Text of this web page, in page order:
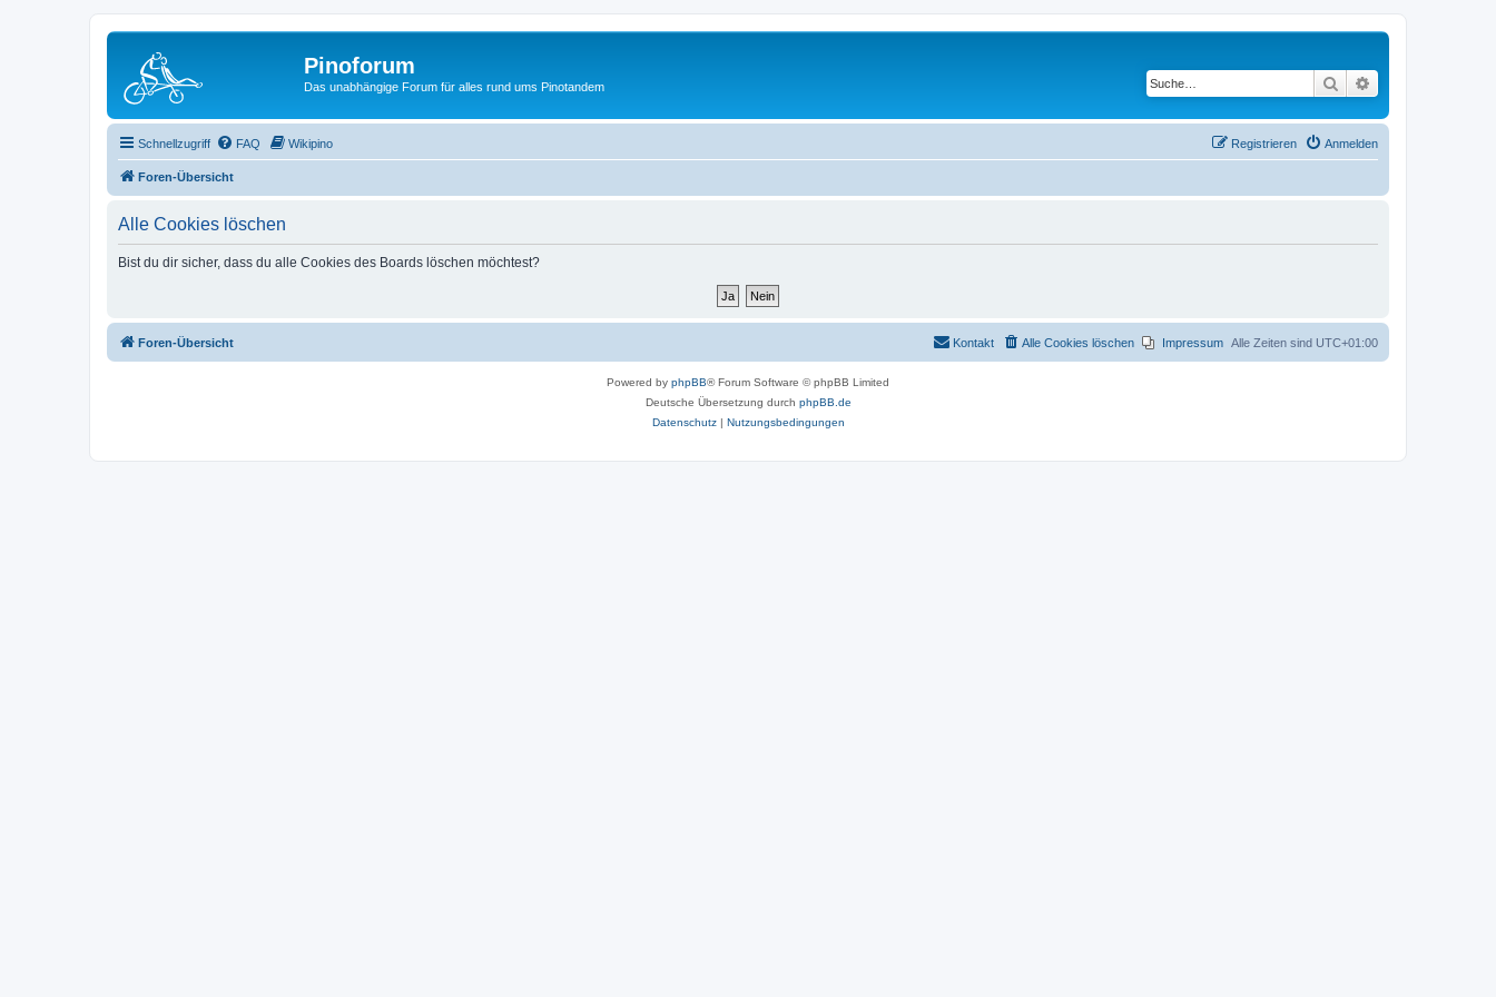
Pinoforum
Das unabhängige Forum für alles rund ums Pinotandem Suche
Schnellzugriff FAQ Wikipino Anmelden
Registrieren
Foren-Übersicht
Alle Cookies löschen
Bist du dir sicher, dass du alle Cookies des Boards löschen möchtest?
Foren-Übersicht Alle Zeiten sind UTC+01:00
Impressum
Alle Cookies löschen
Kontakt
Powered by phpBB® Forum Software © phpBB Limited
Deutsche Übersetzung durch phpBB.de
Datenschutz| Nutzungsbedingungen